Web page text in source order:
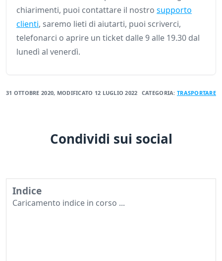
chiarimenti, puoi contattare il nostro supporto
clienti, saremo lieti di aiutarti, puoi scriverci,
telefonarci o aprire un ticket dalle 9 alle 19.30 dal
lunedì al venerdì.
31 OTTOBRE 2020, MODIFICATO 12 LUGLIO 2022 CATEGORIA: TRASPORTARE
Condividi sui social
Indice
Caricamento indice in corso ...